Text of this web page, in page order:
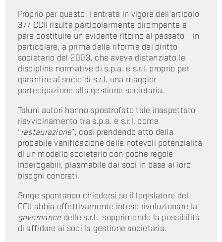
Proprio per questo, l’entrata in vigore dell’articolo
377 CCII risulta particolarmente dirompente e
pare costituire un evidente ritorno al passato – in
particolare, a prima della riforma del diritto
societario del 2003, che aveva distanziato le
discipline normative di s.p.a. e s.r.l. proprio per
garantire al socio di s.r.l. una maggior
partecipazione alla gestione societaria.
Taluni autori hanno apostrofato tale inaspettato
riavvicinamento tra s.p.a. e s.r.l. come
“restaurazione”, così prendendo atto della
probabile vanificazione delle notevoli potenzialità
di un modello societario con poche regole
inderogabili, plasmabile dai soci in base ai loro
bisogni concreti.
Sorge spontaneo chiedersi se il legislatore del
CCII abbia effettivamente inteso rivoluzionare la
governancedelle s.r.l., sopprimendo la possibilità
di affidare ai soci la gestione societaria.